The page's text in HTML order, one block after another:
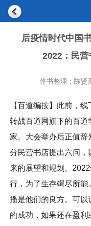
后疫情时代中国
2022：民营
佟书整理；陈贤
【百道编按】此前，
转战百道网旗下的百
家。大会举办后正值辞
分民营书店提出六问，
来的展望和规划。
行，为了生存竭尽所能
播是他们的良方。可以
的成功，如果还在盈